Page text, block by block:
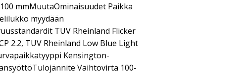
mmMuutaOminaisuudet Paikka
myydään
TUV Rheinland Flicker
2.2, TUV Rheinland Low Blue Light
Kensington-
Vaihtovirta 100-